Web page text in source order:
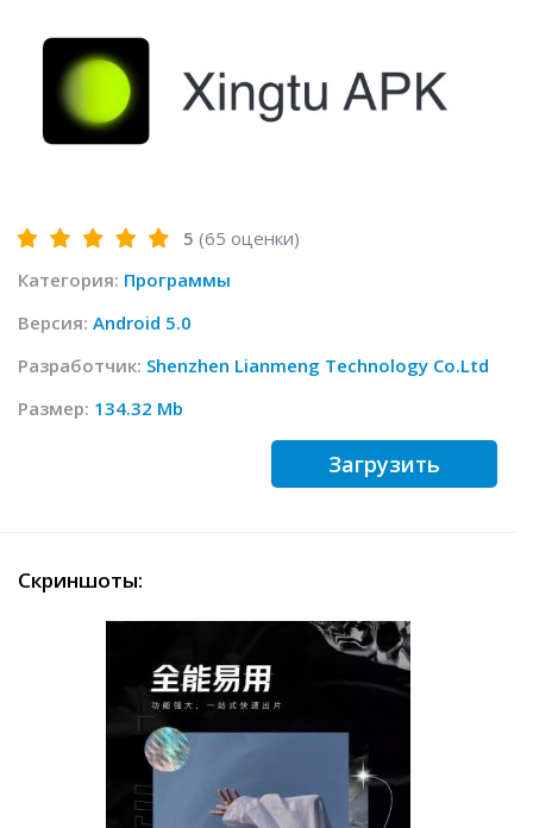
5 (65 оценки)
Категория: Программы
Версия: Android 5.0
Разработчик: Shenzhen Lianmeng Technology Co.Ltd
Размер: 134.32 Mb
Загрузить
Скриншоты: